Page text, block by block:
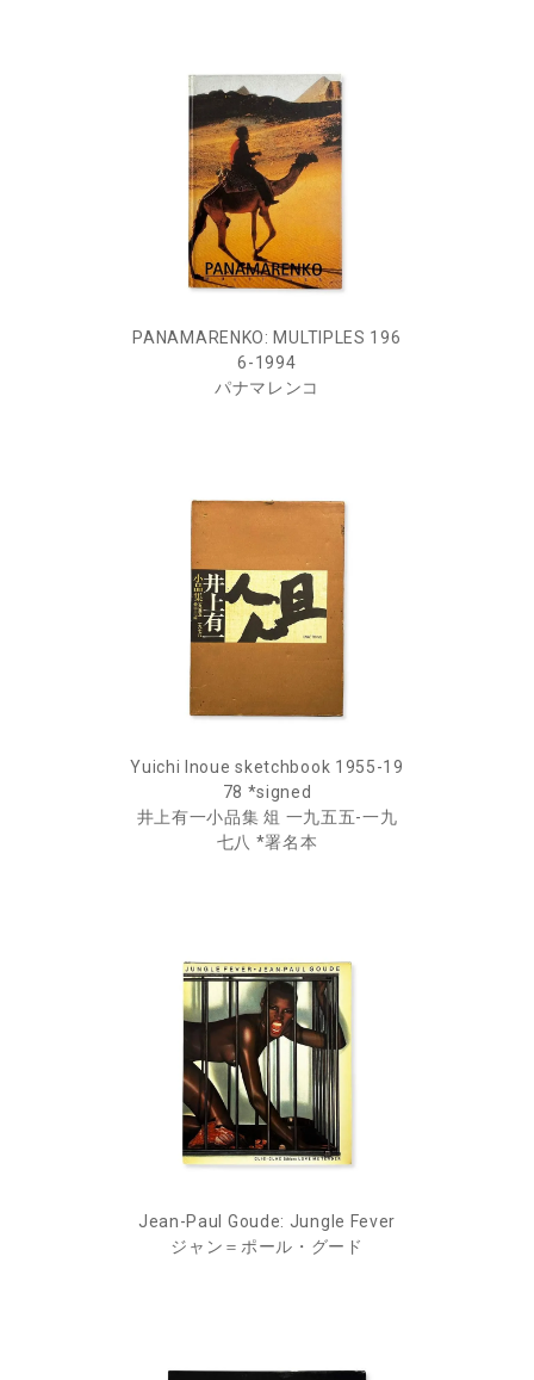
PANAMARENKO: MULTIPLES 196
6-1994
パナマレンコ
Yuichi Inoue sketchbook 1955-19
78 *signed
井上有一小品集 俎 一九五五-一九
七八 *署名本
Jean-Paul Goude: Jungle Fever
ジャン＝ポール・グード